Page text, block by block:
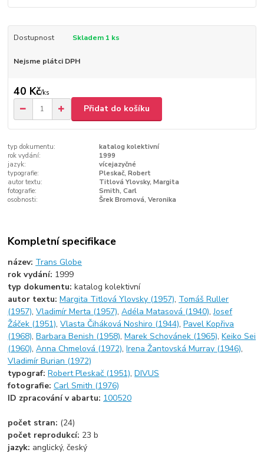
Dostupnost Skladem 1 ks
Nejsme plátci DPH
40 Kč/ks
Přidat do košíku
typ dokumentu:
katalog kolektivní
rok vydání:
1999
jazyk:
vícejazyčné
typografie:
Pleskač, Robert
autor textu:
Titlová Ylovsky, Margita
fotografie:
Smith, Carl
osobnosti:
Šrek Bromová, Veronika
Kompletní specifikace
název: Trans Globe
rok vydání: 1999
typ dokumentu:katalog kolektivní
autor textu:Margita Titlová Ylovsky (1957), Tomáš Ruller
(1957),Vladimír Merta (1957),Adéla Matasová (1940),Josef
Žáček (1951),Vlasta Čiháková Noshiro (1944),Pavel Kopřiva
(1968),Barbara Benish (1958),Marek Schovánek (1965),Keiko Sei
(1960),Anna Chmelová (1972),Irena Žantovská Murray (1946),
Vladimír Burian (1972)
typograf:Robert Pleskač (1951),DIVUS
fotografie:Carl Smith (1976)
ID zpracování v abartu: 100520
počet stran: (24)
počet reprodukcí: 23 b
jazyk: anglický, český